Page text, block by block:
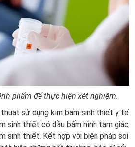
phẩm để thực hiện xét nghiệm.
sử dụng kìm bấm sinh thiết y tế
sinh thiết có đầu bấm hình tam giác
sinh thiết. Kết hợp với biện pháp soi